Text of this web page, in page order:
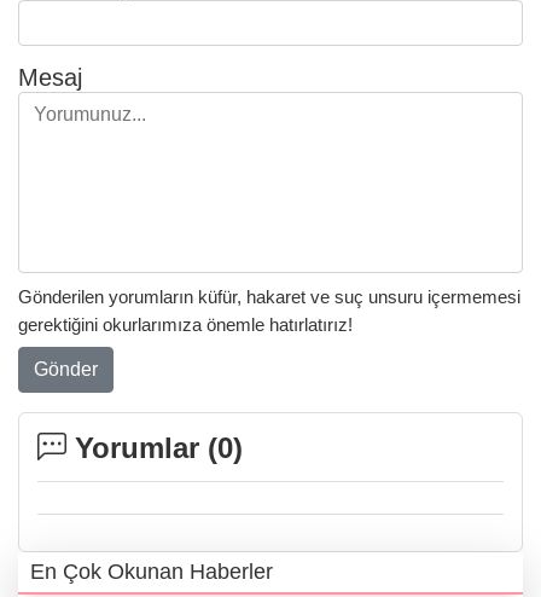
Mesaj
Gönderilen yorumların küfür, hakaret ve suç unsuru içermemesi
gerektiğini okurlarımıza önemle hatırlatırız!
Gönder
Yorumlar (0)
En Çok Okunan Haberler